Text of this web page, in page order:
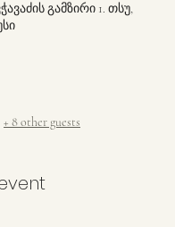
გამზირი 1. თსუ,
+ 8 other guests